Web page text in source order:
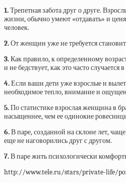
1.Трепетная забота друг о друге.
жизни, обычно умеют «отдавать» и
человек.
2.От женщин уже не требуется
3.Как правило, к определенному
и не бедствует, как это часто случается
4.Если ваши дети уже взрослые и
необходимое тепло, внимание и
5.По статистике взрослая женщина в
насыщеннее, чем ее одинокие
6.В паре, созданной на склоне лет,
еще не наговорились друг с другом.
7.В паре жить психологически
http://www.tele.ru/stars/private-life/